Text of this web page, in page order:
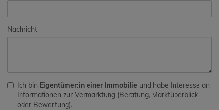
Nachricht
Ich bin Eigentümer:in einer Immobilie und habe Interesse an
Informationen zur Vermarktung (Beratung, Marktüberblick
oder Bewertung).